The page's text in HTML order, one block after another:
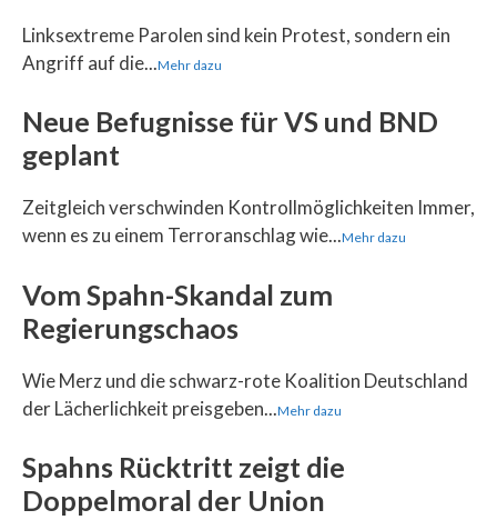
Linksextreme Parolen sind kein Protest, sondern ein
Angriff auf die...Mehr dazu
Neue Befugnisse für VS und BND
geplant
Zeitgleich verschwinden Kontrollmöglichkeiten Immer,
wenn es zu einem Terroranschlag wie...Mehr dazu
Vom Spahn-Skandal zum
Regierungschaos
Wie Merz und die schwarz-rote Koalition Deutschland
der Lächerlichkeit preisgeben...Mehr dazu
Spahns Rücktritt zeigt die
Doppelmoral der Union